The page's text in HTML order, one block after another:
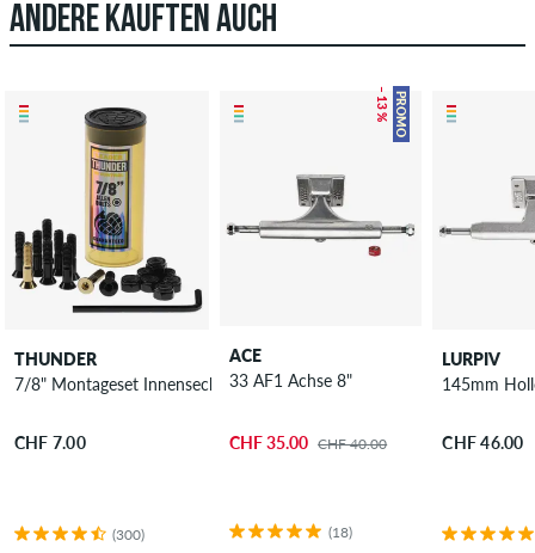
ANDERE KAUFTEN AUCH
THUNDER
7/8" Montageset Innensechskant
CHF 7.00
(300)
PROMO
– 13 %
ACE
33 AF1 Achse 8"
CHF 35.00 CHF 40.00
(18)
LURPIV
145mm
CHF 46.00